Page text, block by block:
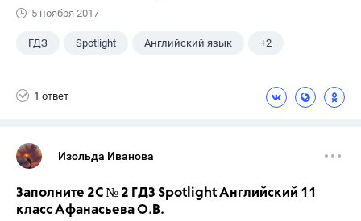
5 ноября 2017
ГДЗ Spotlight Английский язык +2
1 ответ
Изольда Иванова
Заполните 2C № 2 ГДЗ Spotlight Английский 11
класс Афанасьева О.В.